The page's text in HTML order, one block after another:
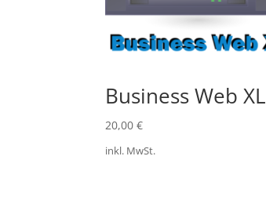
Business Web XL
20,00€
inkl. MwSt.